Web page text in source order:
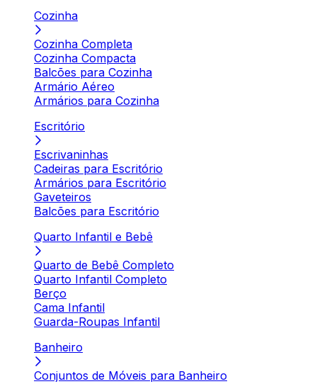
Cozinha
Cozinha Completa
Cozinha Compacta
Balcões para Cozinha
Armário Aéreo
Armários para Cozinha
Escritório
Escrivaninhas
Cadeiras para Escritório
Armários para Escritório
Gaveteiros
Balcões para Escritório
Quarto Infantil e Bebê
Quarto de Bebê Completo
Quarto Infantil Completo
Berço
Cama Infantil
Guarda-Roupas Infantil
Banheiro
Conjuntos de Móveis para Banheiro